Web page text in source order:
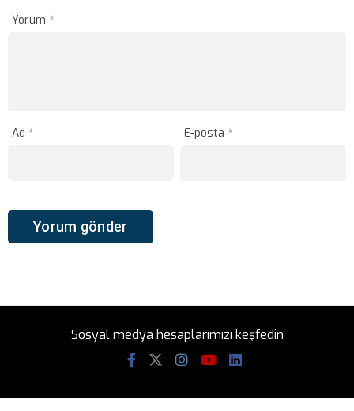
Yorum *
Ad * E-posta*
Sosyal medya hesaplarımızı keşfedin